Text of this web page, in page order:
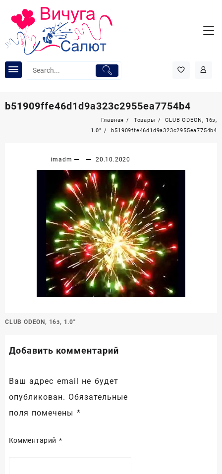
содержимому
b51909ffe46d1d9a323c2955ea7754b4
Главная Товары
CLUB ODEON, 16з,
1.0″
b51909ffe46d1d9a323c2955ea7754b4
imadm 20.10.2020
Навигация
CLUB ODEON, 16з, 1.0″
Добавить комментарий
Ваш адрес email не будет
опубликован. Обязательные
поля помечены *
Комментарий *